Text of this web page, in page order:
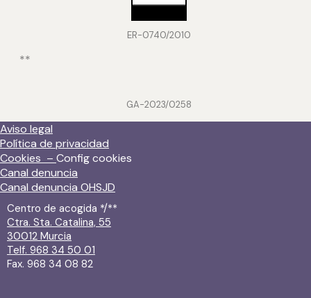
ER-0740/2010
**
GA-2023/0258
Aviso legal
Política de privacidad
Cookies – Config cookies
Canal denuncia
Canal denuncia OHSJD
Centro de acogida */**
Ctra. Sta. Catalina, 55
30012 Murcia
Telf. 968 34 50 01
Fax. 968 34 08 82